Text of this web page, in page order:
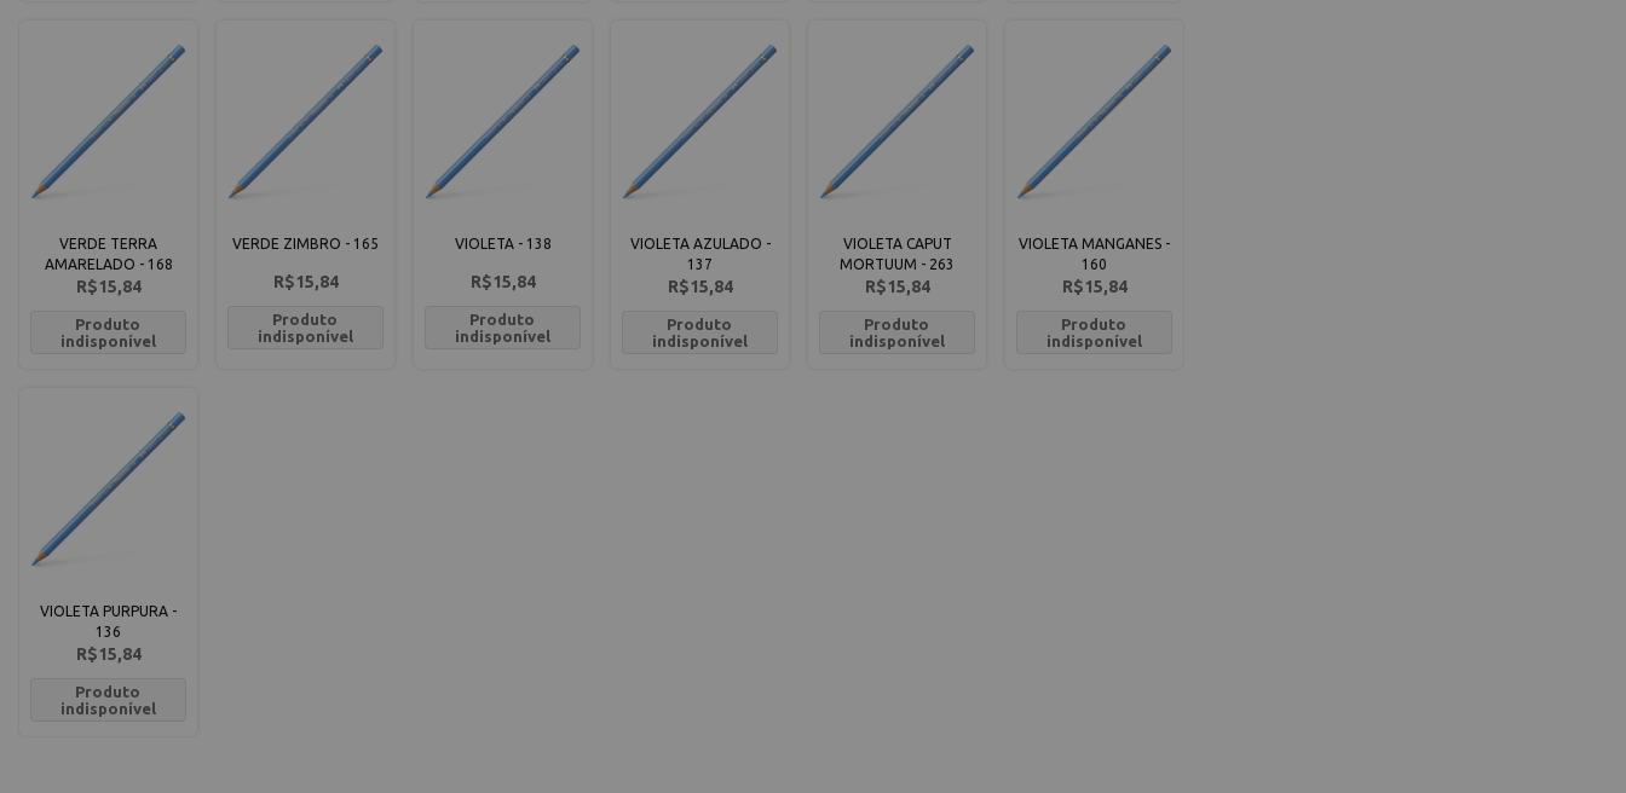
VERDE TERRA
AMARELADO - 168
R$15,84
Produto
indisponível
VERDE ZIMBRO - 165
R$15,84
Produto
indisponível
VIOLETA - 138
R$15,84
Produto
indisponível
VIOLETA AZULADO -
137
R$15,84
Produto
indisponível
VIOLETA CAPUT
MORTUUM - 263
R$15,84
Produto
indisponível
VIOLETA MANGANES -
160
R$15,84
Produto
indisponível
VIOLETA PURPURA -
136
R$15,84
Produto
indisponível